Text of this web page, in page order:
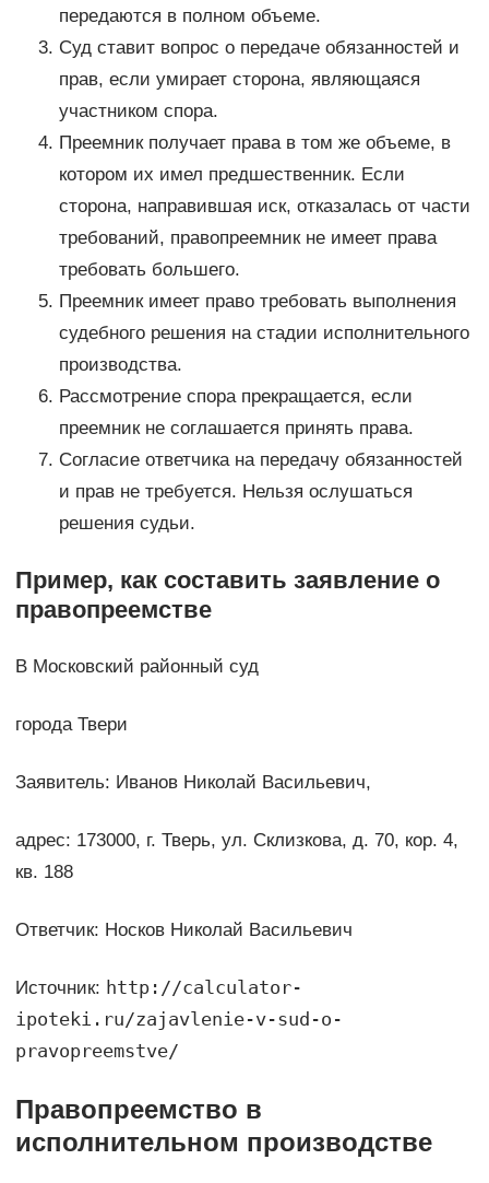
передаются в полном объеме.
Суд ставит вопрос о передаче обязанностей и
прав, если умирает сторона, являющаяся
участником спора.
Преемник получает права в том же объеме, в
котором их имел предшественник. Если
сторона, направившая иск, отказалась от части
требований, правопреемник не имеет права
требовать большего.
Преемник имеет право требовать выполнения
судебного решения на стадии исполнительного
производства.
Рассмотрение спора прекращается, если
преемник не соглашается принять права.
Согласие ответчика на передачу обязанностей
и прав не требуется. Нельзя ослушаться
решения судьи.
Пример, как составить заявление о
правопреемстве
В Московский районный суд
города Твери
Заявитель: Иванов Николай Васильевич,
адрес: 173000, г. Тверь, ул. Склизкова, д. 70, кор. 4,
кв. 188
Ответчик: Носков Николай Васильевич
Источник: http://calculator-
ipoteki.ru/zajavlenie-v-sud-o-
pravopreemstve/
Правопреемство в
исполнительном производстве